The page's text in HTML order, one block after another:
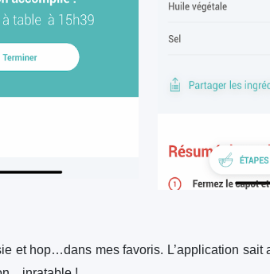
et hop…dans mes favoris. L’application sait